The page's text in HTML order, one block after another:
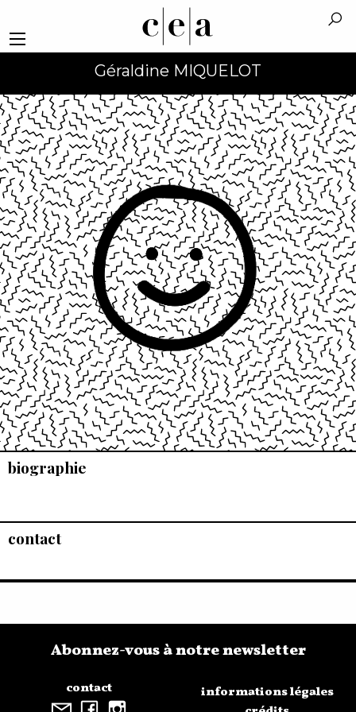
Géraldine MIQUELOT
biographie
contact
contact
Abonnez-vous à notre newsletter
informations légales